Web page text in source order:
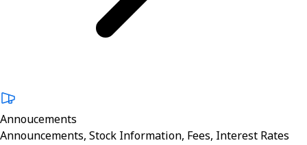
Annoucements
Announcements, Stock Information, Fees, Interest Rates